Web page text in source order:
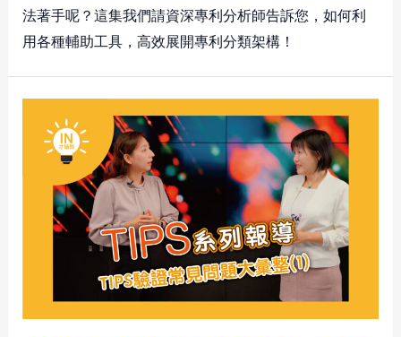
法著手呢？這集我們請資深專利分析師告訴您，如何利
用各種輔助工具，高效展開專利分類架構！